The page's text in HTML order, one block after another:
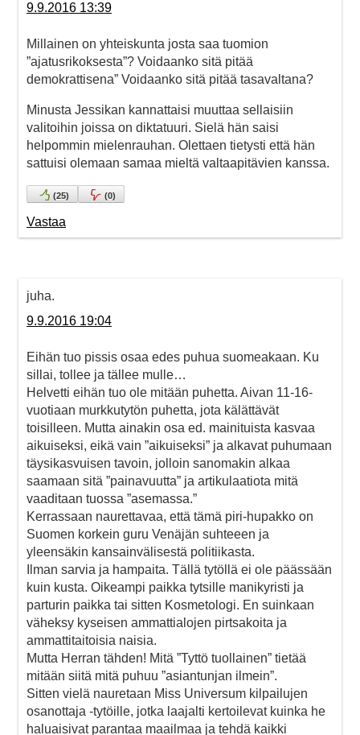
9.9.2016 13:39
Millainen on yhteiskunta josta saa tuomion
”ajatusrikoksesta”? Voidaanko sitä pitää
demokrattisena” Voidaanko sitä pitää tasavaltana?
Minusta Jessikan kannattaisi muuttaa sellaisiin
valitoihin joissa on diktatuuri. Sielä hän saisi
helpommin mielenrauhan. Olettaen tietysti että hän
sattuisi olemaan samaa mieltä valtaapitävien kanssa.
(25) (0)
Vastaa
juha.
9.9.2016 19:04
Eihän tuo pissis osaa edes puhua suomeakaan. Ku
sillai, tollee ja tällee mulle…
Helvetti eihän tuo ole mitään puhetta. Aivan 11-16-
vuotiaan murkkutytön puhetta, jota kälättävät
toisilleen. Mutta ainakin osa ed. mainituista kasvaa
aikuiseksi, eikä vain ”aikuiseksi” ja alkavat puhumaan
täysikasvuisen tavoin, jolloin sanomakin alkaa
saamaan sitä ”painavuutta” ja artikulaatiota mitä
vaaditaan tuossa ”asemassa.”
Kerrassaan naurettavaa, että tämä piri-hupakko on
Suomen korkein guru Venäjän suhteeen ja
yleensäkin kansainvälisestä politiikasta.
Ilman sarvia ja hampaita. Tällä tytöllä ei ole päässään
kuin kusta. Oikeampi paikka tytsille manikyristi ja
parturin paikka tai sitten Kosmetologi. En suinkaan
väheksy kyseisen ammattialojen pirtsakoita ja
ammattitaitoisia naisia.
Mutta Herran tähden! Mitä ”Tyttö tuollainen” tietää
mitään siitä mitä puhuu ”asiantunjan ilmein”.
Sitten vielä nauretaan Miss Universum kilpailujen
osanottaja -tytöille, jotka laajalti kertoilevat kuinka he
haluaisivat parantaa maailmaa ja tehdä kaikki